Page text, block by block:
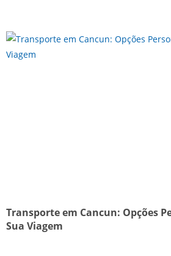
Transporte em Cancun: Opções
Sua Viagem